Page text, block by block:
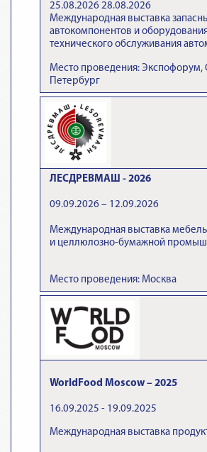
25.08.2026 28.08.2026
Международная выставка
автокомпонентов и
технического обслуживания
Место проведения: Экспофорум,
Петербург
ЛЕСДРЕВМАШ - 2026
09.09.2026 – 12.09.2026
Международная выставка
и целлюлозно-бумажной
Место проведения: Москва
WorldFood Moscow – 2025
16.09.2025 - 19.09.2025
Международная выставка